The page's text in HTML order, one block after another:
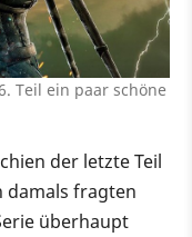
Teil ein paar schöne
der letzte Teil
damals fragten
überhaupt